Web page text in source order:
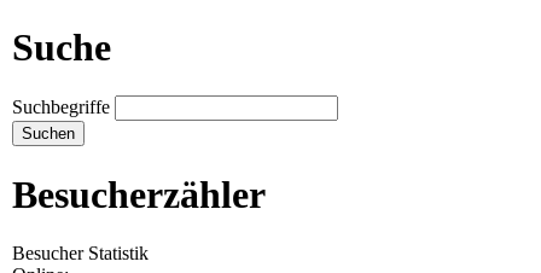
Suche
Suchbegriffe
Besucherzähler
Besucher Statistik